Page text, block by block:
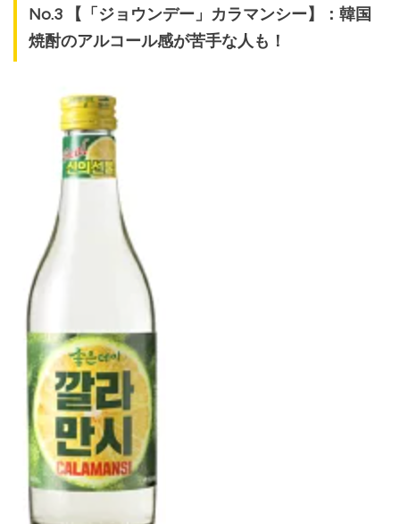
No.3 【「ジョウンデー」カラマンシー】：韓国
焼酎のアルコール感が苦手な人も！